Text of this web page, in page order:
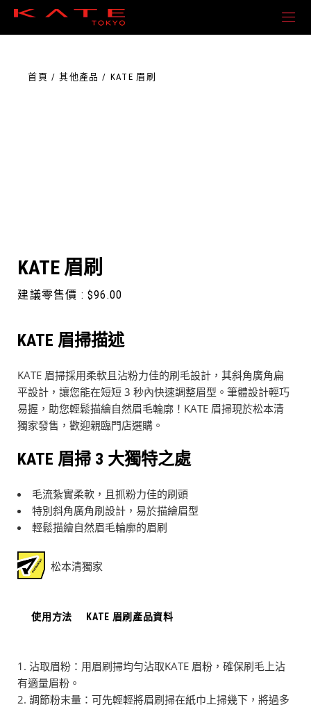
content
首頁 其他產品 KATE 眉刷
KATE 眉刷
建議零售價 : $96.00
KATE 眉掃描述
KATE 眉掃採用柔軟且沾粉力佳的刷毛設計，其斜角廣角扁
平設計，讓您能在短短 3 秒內快速調整眉型。筆體設計輕巧
易握，助您輕鬆描繪自然眉毛輪廓！KATE 眉掃現於松本清
獨家發售，歡迎親臨門店選購。
KATE 眉掃 3 大獨特之處
毛流紮實柔軟，且抓粉力佳的刷頭
特別斜角廣角刷設計，易於描繪眉型
輕鬆描繪自然眉毛輪廓的眉刷
松本清獨家
使用方法 KATE 眉刷產品資料
沾取眉粉：用眉刷掃均勻沾取KATE 眉粉，確保刷毛上沾
有適量眉粉。
調節粉末量：可先輕輕將眉刷掃在紙巾上掃幾下，將過多